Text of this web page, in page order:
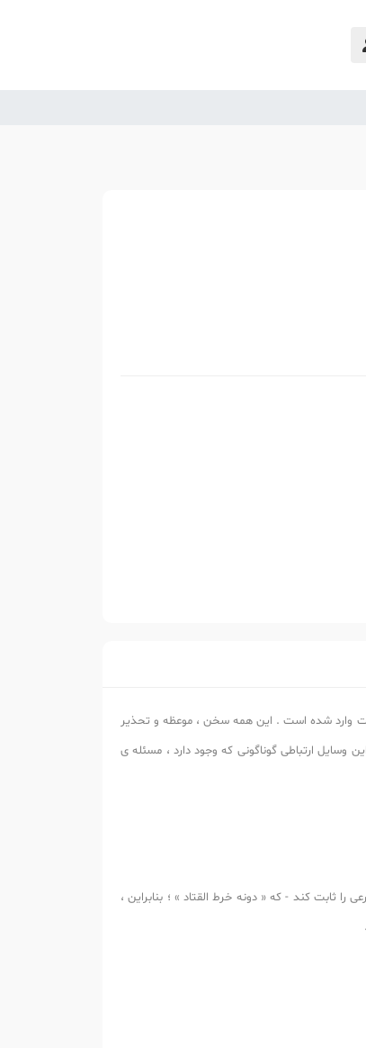
وارد شده است . این همه سخن ، موعظه و تحذیر
وسایل ارتباطی گوناگونی که وجود دارد ، مسئله ی
ثابت کند - که « دونه خرط القتاد » ؛ بنابراین ،